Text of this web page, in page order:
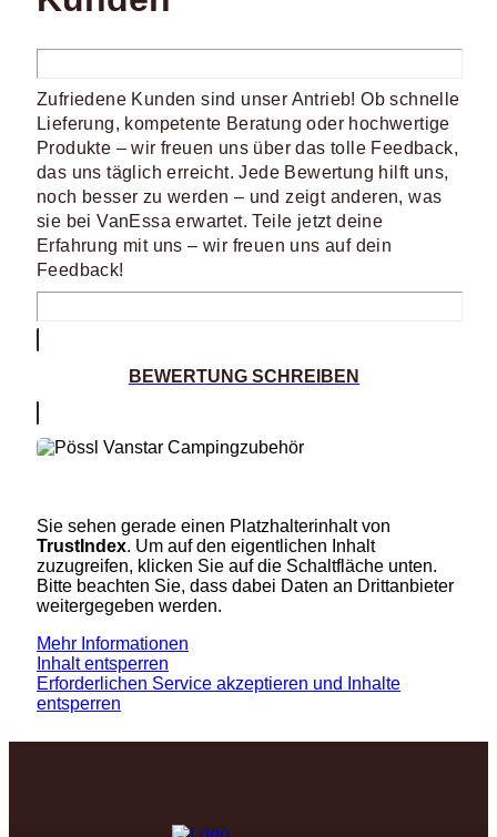
Zufriedene Kunden sind unser Antrieb! Ob schnelle
Lieferung, kompetente Beratung oder hochwertige
Produkte – wir freuen uns über das tolle Feedback,
das uns täglich erreicht. Jede Bewertung hilft uns,
noch besser zu werden – und zeigt anderen, was
sie bei VanEssa erwartet. Teile jetzt deine
Erfahrung mit uns – wir freuen uns auf dein
Feedback!
BEWERTUNG SCHREIBEN
Sie sehen gerade einen Platzhalterinhalt von
TrustIndex. Um auf den eigentlichen Inhalt
zuzugreifen, klicken Sie auf die Schaltfläche unten.
Bitte beachten Sie, dass dabei Daten an Drittanbieter
weitergegeben werden.
Mehr Informationen
Inhalt entsperren
Erforderlichen Service akzeptieren und Inhalte
entsperren